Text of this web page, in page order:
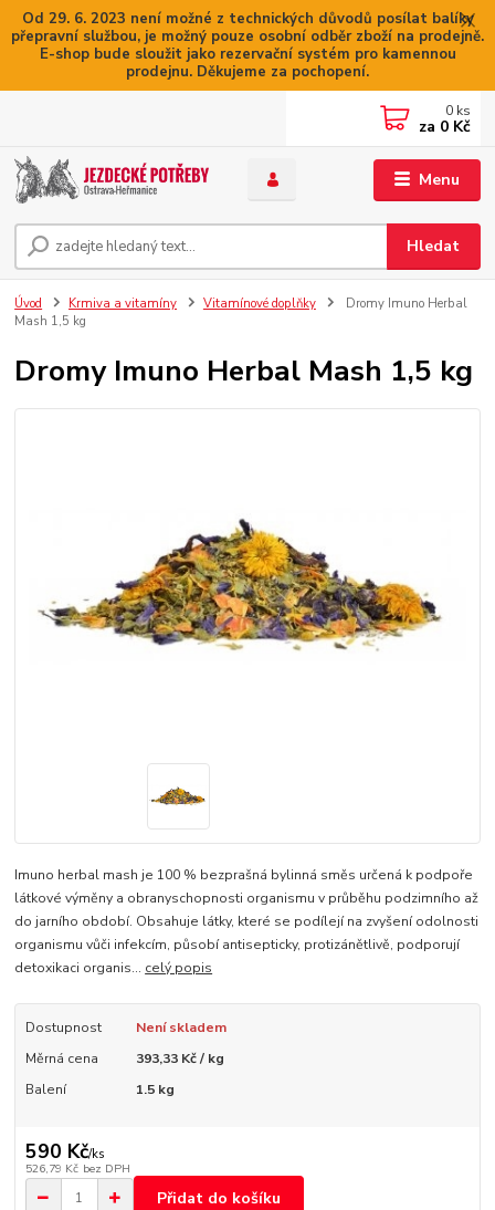
Od 29. 6. 2023 není možné z technických důvodů posílat balíky
přepravní službou, je možný pouze osobní odběr zboží na prodejně.
E-shop bude sloužit jako rezervační systém pro kamennou
prodejnu. Děkujeme za pochopení.
Menu
Hledat
0 ks
za 0 Kč
Úvod Krmiva a vitamíny Vitamínové doplňky
Dromy Imuno Herbal
Mash 1,5 kg
Dromy Imuno Herbal Mash 1,5 kg
Imuno herbal mash je 100 % bezprašná bylinná směs určená k podpoře
látkové výměny a obranyschopnosti organismu v průběhu podzimního až
do jarního období. Obsahuje látky, které se podílejí na zvyšení odolnosti
organismu vůči infekcím, působí antisepticky, protizánětlivě, podporují
detoxikaci organis... celý popis
Dostupnost
Není skladem
Měrná cena
393,33 Kč / kg
Balení
1.5 kg
590 Kč/ks
526,79 Kč bez DPH
Přidat do košíku